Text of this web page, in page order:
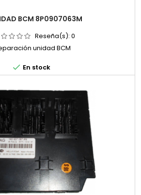
BCM 8P0907063M
Reseña(s): 0
unidad BCM
 En stock